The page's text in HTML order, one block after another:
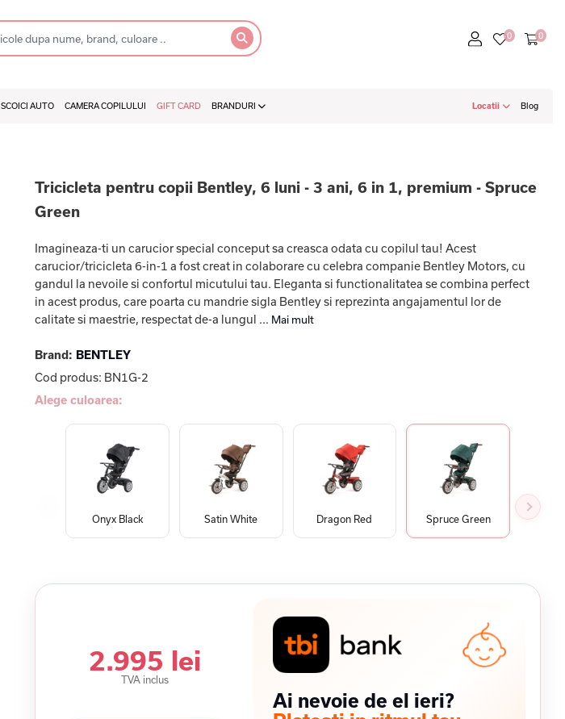
SCOICI AUTO CAMERA COPILULUI GIFT CARD BRANDURI Locatii Blog
Tricicleta pentru copii Bentley, 6 luni - 3 ani, 6 in 1, premium - Spruce
Green
Imagineaza-ti un carucior special conceput sa creasca odata cu copilul tau! Acest
carucior/tricicleta 6-in-1 a fost creat in colaborare cu celebra companie Bentley Motors, cu
gandul la nevoile si confortul micutului tau. Eleganta si functionalitatea se combina perfect
in acest produs, care poarta cu mandrie sigla Bentley si reprezinta angajamentul lor de
calitate si maestrie, respectat de-a lungul ... Mai mult
Brand: BENTLEY
Cod produs: BN1G-2
Alege culoarea:
Onyx Black Satin White Dragon Red Spruce Green
2.995 lei
TVA inclus
Ai nevoie de el ieri?